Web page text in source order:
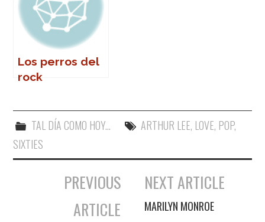
Los perros del
rock
TAL DÍA COMO HOY... ARTHUR LEE, LOVE, POP,
SIXTIES
Navegación de entradas
PREVIOUS
ARTICLE
NEXT ARTICLE
MARILYN MONROE